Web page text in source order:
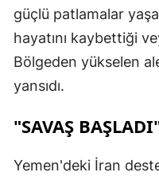
güçlü patlamalar
hayatını kaybettiği
Bölgeden yükselen
yansıdı.
"SAVAŞ
Yemen'deki İran